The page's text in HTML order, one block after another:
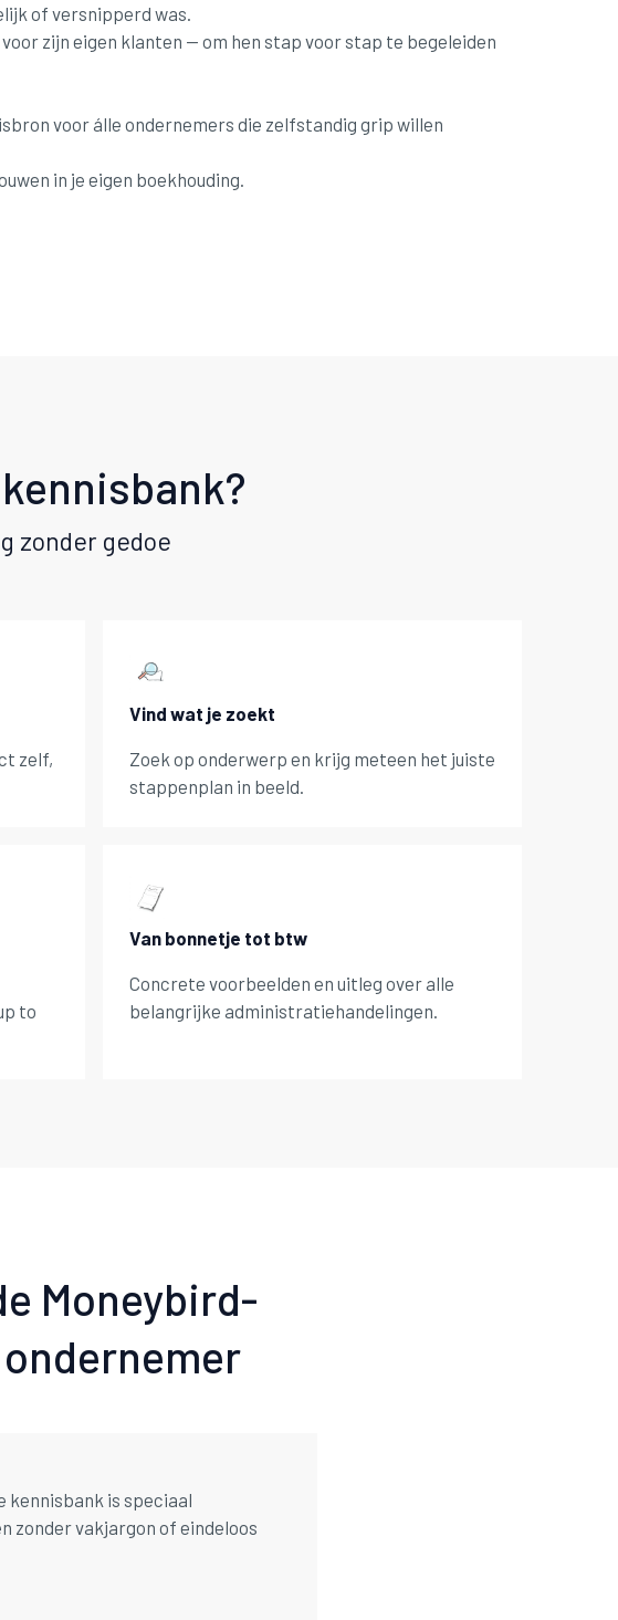
of versnipperd was.
zijn eigen klanten — om hen stap voor stap te begeleiden
voor álle ondernemers die zelfstandig grip willen
in je eigen boekhouding.
zonder gedoe
zelf,
Vind wat je zoekt
Zoek op onderwerp en krijg meteen het juiste
stappenplan in beeld.
to
Van bonnetje tot btw
Concrete voorbeelden en uitleg over alle
belangrijke administratiehandelingen.
Moneybird-
kennisbank is speciaal
zonder vakjargon of eindeloos